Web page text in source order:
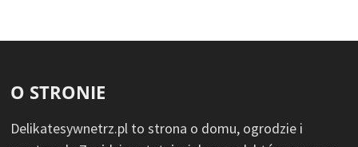
O STRONIE
Delikatesywnetrz.pl to strona o domu, ogrodzie i